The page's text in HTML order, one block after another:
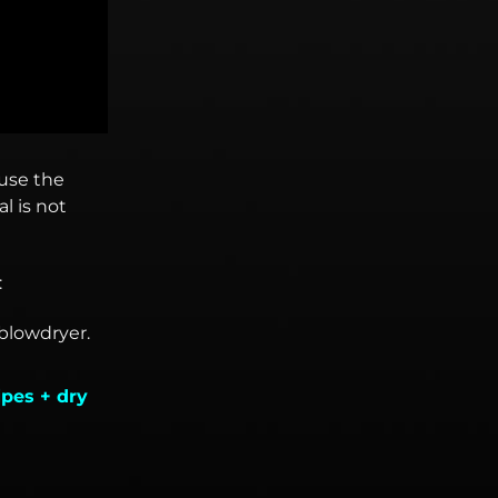
the
is not
+ dry